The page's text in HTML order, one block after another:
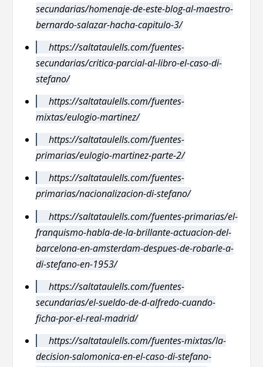
secundarias/homenaje-de-este-blog-al-maestro-
bernardo-salazar-hacha-capitulo-3/
https://saltataulells.com/fuentes-
secundarias/critica-parcial-al-libro-el-caso-di-
stefano/
https://saltataulells.com/fuentes-
mixtas/eulogio-martinez/
https://saltataulells.com/fuentes-
primarias/eulogio-martinez-parte-2/
https://saltataulells.com/fuentes-
primarias/nacionalizacion-di-stefano/
https://saltataulells.com/fuentes-primarias/el-
franquismo-habla-de-la-brillante-actuacion-del-
barcelona-en-amsterdam-despues-de-robarle-a-
di-stefano-en-1953/
https://saltataulells.com/fuentes-
secundarias/el-sueldo-de-d-alfredo-cuando-
ficha-por-el-real-madrid/
https://saltataulells.com/fuentes-mixtas/la-
decision-salomonica-en-el-caso-di-stefano-